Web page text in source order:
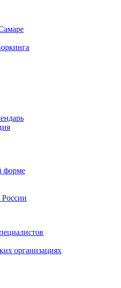
форме
России
организациях